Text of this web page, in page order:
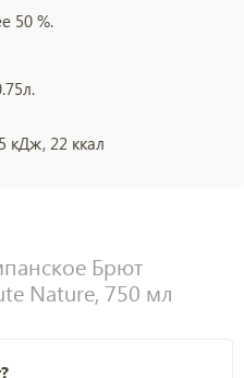
50 %.
кДж, 22 ккал
Брют
Nature, 750 мл